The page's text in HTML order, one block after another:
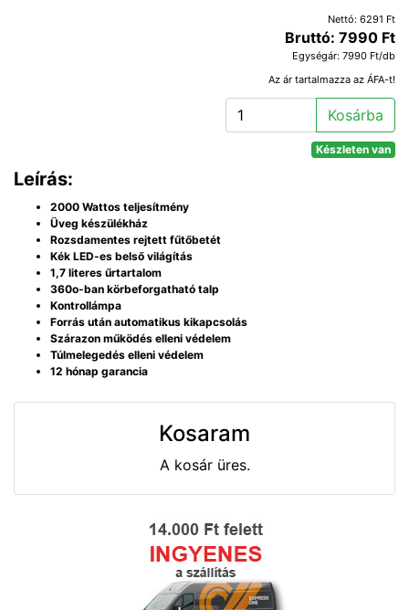
Nettó: 6291 Ft
Bruttó: 7990 Ft
Egységár: 7990 Ft/db
Az ár tartalmazza az ÁFA-t!
Kosárba
Készleten van
Leírás:
2000 Wattos teljesítmény
Üveg készülékház
Rozsdamentes rejtett fűtőbetét
Kék LED-es belső világítás
1,7 literes űrtartalom
360o-ban körbeforgatható talp
Kontrollámpa
Forrás után automatikus kikapcsolás
Szárazon működés elleni védelem
Túlmelegedés elleni védelem
12 hónap garancia
Kosaram
A kosár üres.